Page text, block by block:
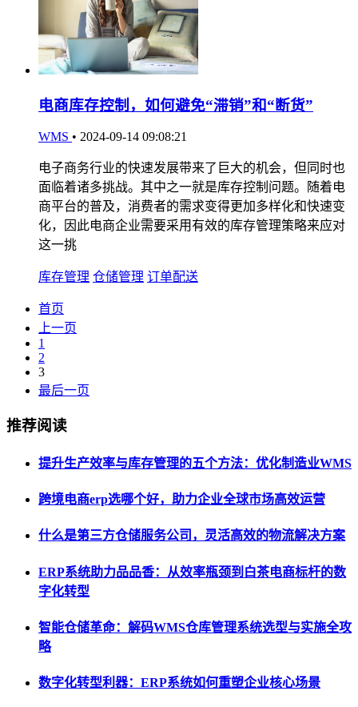
电商库存控制，如何避免“滞销”和“断货”
WMS • 2024-09-14 09:08:21
电子商务行业的快速发展带来了巨大的机会，但同时也
面临着诸多挑战。其中之一就是库存控制问题。随着电
商平台的普及，消费者的需求变得更加多样化和快速变
化，因此电商企业需要采用有效的库存管理策略来应对
这一挑
库存管理 仓储管理 订单配送
首页
上一页
1
2
3
最后一页
推荐阅读
提升生产效率与库存管理的五个方法：优化制造业WMS
跨境电商erp选哪个好，助力企业全球市场高效运营
什么是第三方仓储服务公司，灵活高效的物流解决方案
ERP系统助力品品香：从效率瓶颈到白茶电商标杆的数
字化转型
智能仓储革命：解码WMS仓库管理系统选型与实施全攻
略
数字化转型利器：ERP系统如何重塑企业核心场景